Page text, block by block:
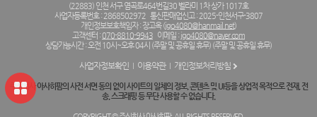
(22883) 인천 서구 염곡로464번길30 벨라미 1차 상가 1017호
사업자등록번호 : 2868502972 통신판매업신고 : 2025-인천서구-3807
개인정보보호책임자 : 장고옥 (jgo4080@hanmail.net)
고객센터 :070-8810-9943 이메일 : jgo4080@naver.com
상담가능시간 : 오전 10시~오후 04시 (주말 및 공휴일 휴무) (주말 및 공휴일 휴무)
사업자정보확인 이용약관 개인정보처리방침
주식회사 아사히팜의 사전 서면 동의 없이 사이트의 일체의 정보, 콘텐츠 및 UI등을 상업적 목적으로 전재, 전
송, 스크래핑 등 무단 사용할 수 없습니다.